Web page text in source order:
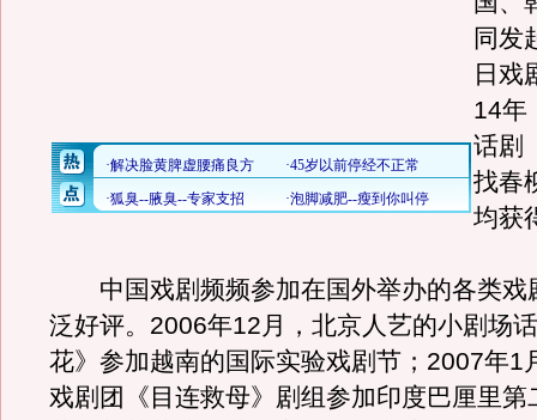
同发
日戏
14年
话剧
找春
均获
中国戏剧频频参加在国外举办的各类戏
泛好评。2006年12月，北京人艺的小剧场
花》参加越南的国际实验戏剧节；2007年1
戏剧团《目连救母》剧组参加印度巴厘里第